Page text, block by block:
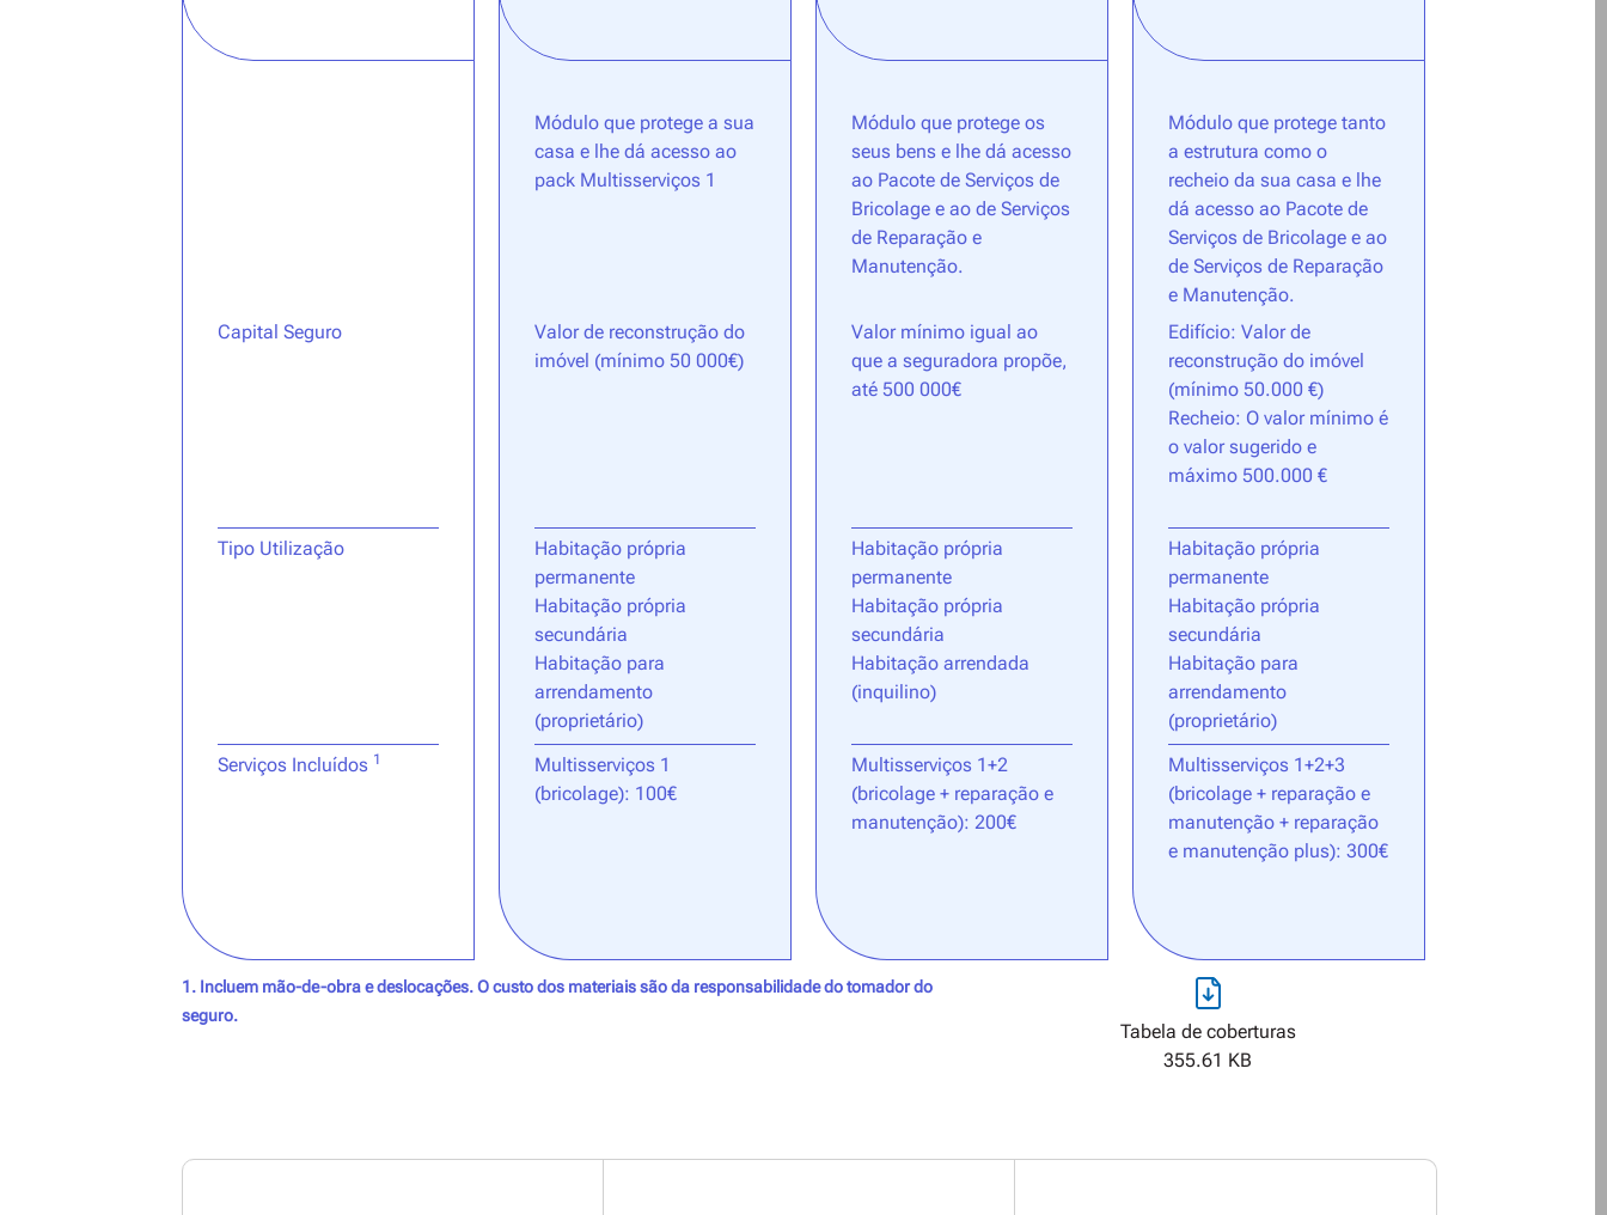
Capital Seguro
Tipo Utilização
Serviços Incluídos 1
Módulo que protege a sua
casa e lhe dá acesso ao
pack Multisserviços 1
Valor de reconstrução do
imóvel (mínimo 50 000€)
Habitação própria
permanente
Habitação própria
secundária
Habitação para
arrendamento
(proprietário)
Multisserviços 1
(bricolage): 100€
Módulo que protege os
seus bens e lhe dá acesso
ao Pacote de Serviços de
Bricolage e ao de Serviços
de Reparação e
Manutenção.
Valor mínimo igual ao
que a seguradora propõe,
até 500 000€
Habitação própria
permanente
Habitação própria
secundária
Habitação arrendada
(inquilino)
Multisserviços 1+2
(bricolage + reparação e
manutenção): 200€
Módulo que protege tanto
a estrutura como o
recheio da sua casa e lhe
dá acesso ao Pacote de
Serviços de Bricolage e ao
de Serviços de Reparação
e Manutenção.
Edifício: Valor de
reconstrução do imóvel
(mínimo 50.000 €)
Recheio: O valor mínimo é
o valor sugerido e
máximo 500.000 €
Habitação própria
permanente
Habitação própria
secundária
Habitação para
arrendamento
(proprietário)
Multisserviços 1+2+3
(bricolage + reparação e
manutenção + reparação
e manutenção plus): 300€
1. Incluem mão-de-obra e deslocações. O custo dos materiais são da responsabilidade do tomador do
seguro.
Tabela de coberturas
355.61 KB